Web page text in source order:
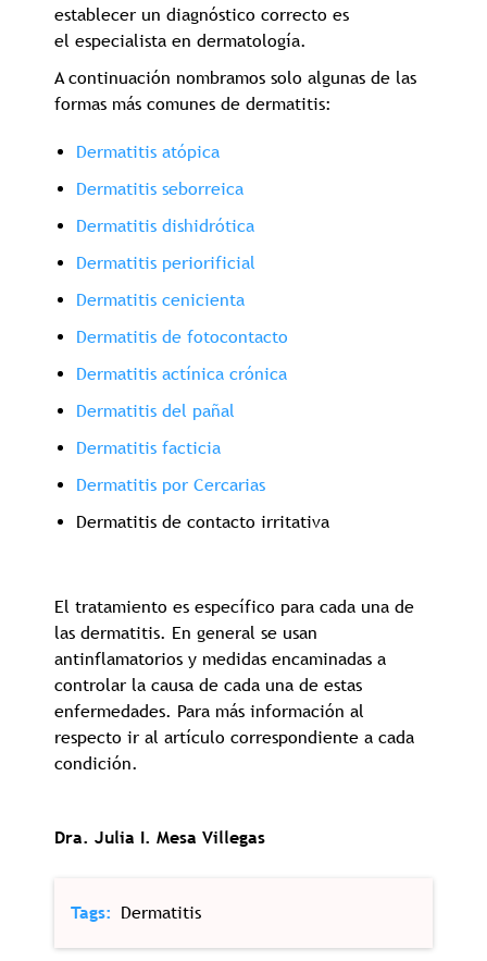
establecer un diagnóstico correcto es
el especialista en dermatología.
A continuación nombramos solo algunas de las
formas más comunes de dermatitis:
Dermatitis atópica
Dermatitis seborreica
Dermatitis dishidrótica
Dermatitis periorificial
Dermatitis cenicienta
Dermatitis de fotocontacto
Dermatitis actínica crónica
Dermatitis del pañal
Dermatitis facticia
Dermatitis por Cercarias
Dermatitis de contacto irritativa
El tratamiento es específico para cada una de
las dermatitis. En general se usan
antinflamatorios y medidas encaminadas a
controlar la causa de cada una de estas
enfermedades. Para más información al
respecto ir al artículo correspondiente a cada
condición.
Dra. Julia I. Mesa Villegas
Tags Dermatitis